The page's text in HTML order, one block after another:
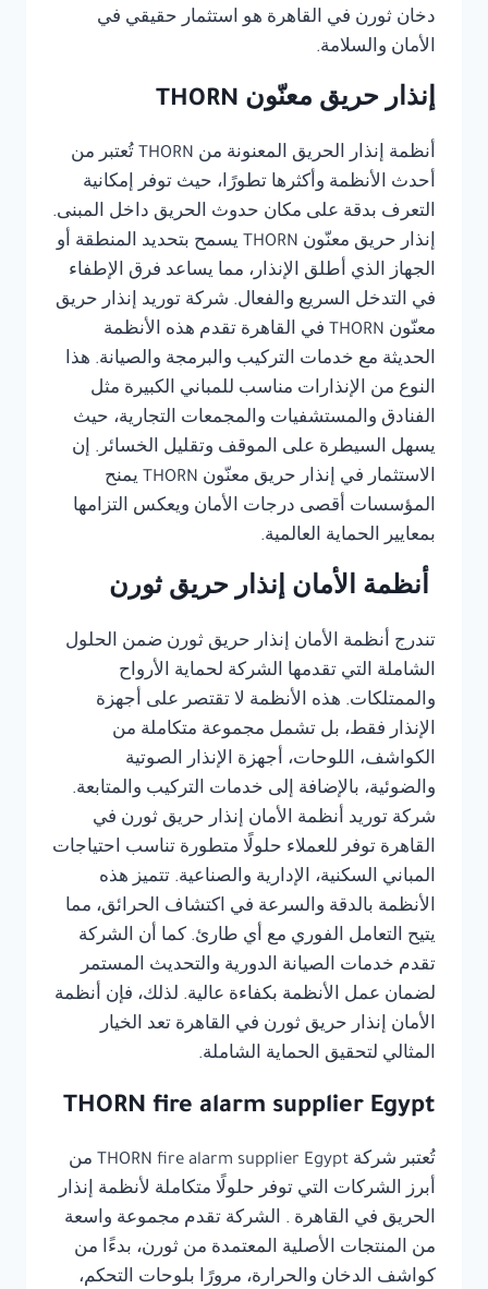
دخان ثورن في القاهرة هو استثمار حقيقي في
الأمان والسلامة.
إنذار حريق معنّون THORN
أنظمة إنذار الحريق المعنونة من THORN تُعتبر من
أحدث الأنظمة وأكثرها تطورًا، حيث توفر إمكانية
التعرف بدقة على مكان حدوث الحريق داخل المبنى.
إنذار حريق معنّون THORN يسمح بتحديد المنطقة أو
الجهاز الذي أطلق الإنذار، مما يساعد فرق الإطفاء
في التدخل السريع والفعال. شركة توريد إنذار حريق
معنّون THORN في القاهرة تقدم هذه الأنظمة
الحديثة مع خدمات التركيب والبرمجة والصيانة. هذا
النوع من الإنذارات مناسب للمباني الكبيرة مثل
الفنادق والمستشفيات والمجمعات التجارية، حيث
يسهل السيطرة على الموقف وتقليل الخسائر. إن
الاستثمار في إنذار حريق معنّون THORN يمنح
المؤسسات أقصى درجات الأمان ويعكس التزامها
بمعايير الحماية العالمية.
أنظمة الأمان إنذار حريق ثورن
تندرج أنظمة الأمان إنذار حريق ثورن ضمن الحلول
الشاملة التي تقدمها الشركة لحماية الأرواح
والممتلكات. هذه الأنظمة لا تقتصر على أجهزة
الإنذار فقط، بل تشمل مجموعة متكاملة من
الكواشف، اللوحات، أجهزة الإنذار الصوتية
والضوئية، بالإضافة إلى خدمات التركيب والمتابعة.
شركة توريد أنظمة الأمان إنذار حريق ثورن في
القاهرة توفر للعملاء حلولًا متطورة تناسب احتياجات
المباني السكنية، الإدارية والصناعية. تتميز هذه
الأنظمة بالدقة والسرعة في اكتشاف الحرائق، مما
يتيح التعامل الفوري مع أي طارئ. كما أن الشركة
تقدم خدمات الصيانة الدورية والتحديث المستمر
لضمان عمل الأنظمة بكفاءة عالية. لذلك، فإن أنظمة
الأمان إنذار حريق ثورن في القاهرة تعد الخيار
المثالي لتحقيق الحماية الشاملة.
THORN fire alarm supplier Egypt
تُعتبر شركة THORN fire alarm supplier Egypt من
أبرز الشركات التي توفر حلولًا متكاملة لأنظمة إنذار
الحريق في القاهرة . الشركة تقدم مجموعة واسعة
من المنتجات الأصلية المعتمدة من ثورن، بدءًا من
كواشف الدخان والحرارة، مرورًا بلوحات التحكم،